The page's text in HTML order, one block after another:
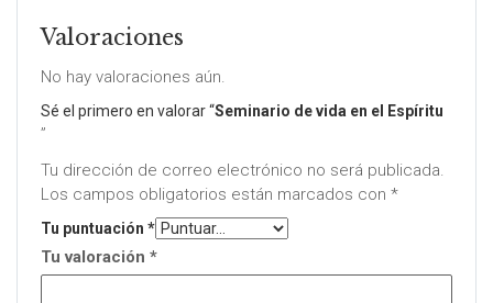
Valoraciones
No hay valoraciones aún.
Sé el primero en valorar “Seminario de vida en el Espíritu
”
Tu dirección de correo electrónico no será publicada.
Los campos obligatorios están marcados con *
Tu puntuación *
Tu valoración *